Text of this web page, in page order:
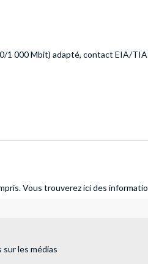
000 Mbit) adapté, contact EIA/
Vous trouverez ici des
sur les médias